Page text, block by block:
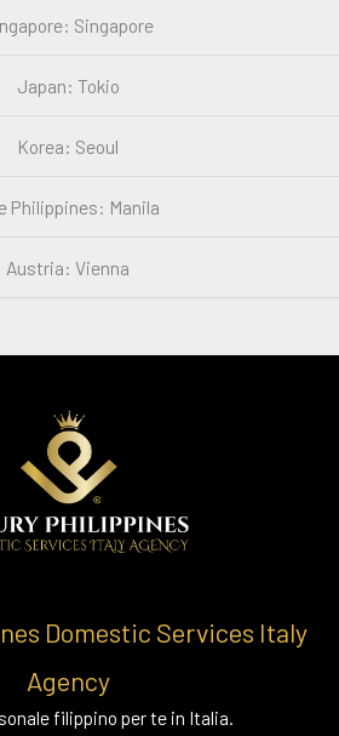
Singapore
Japan: Tokio
Korea: Seoul
Philippines: Manila
Austria: Vienna
Domestic Services Italy
Agency
filippino per te in Italia.